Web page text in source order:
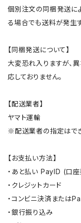
個別注文の同梱発送に
る場合でも送料が発生
【同梱発送について】
大変恐れ入りますが、
応しておりません。
【配送業者】
ヤマト運輸
※配送業者の指定はでき
【お支払い方法】
・あと払い PayID (口
・クレジットカード
・コンビニ決済または
・銀行振り込み